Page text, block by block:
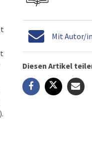
Mit Autor/
Diesen Artikel